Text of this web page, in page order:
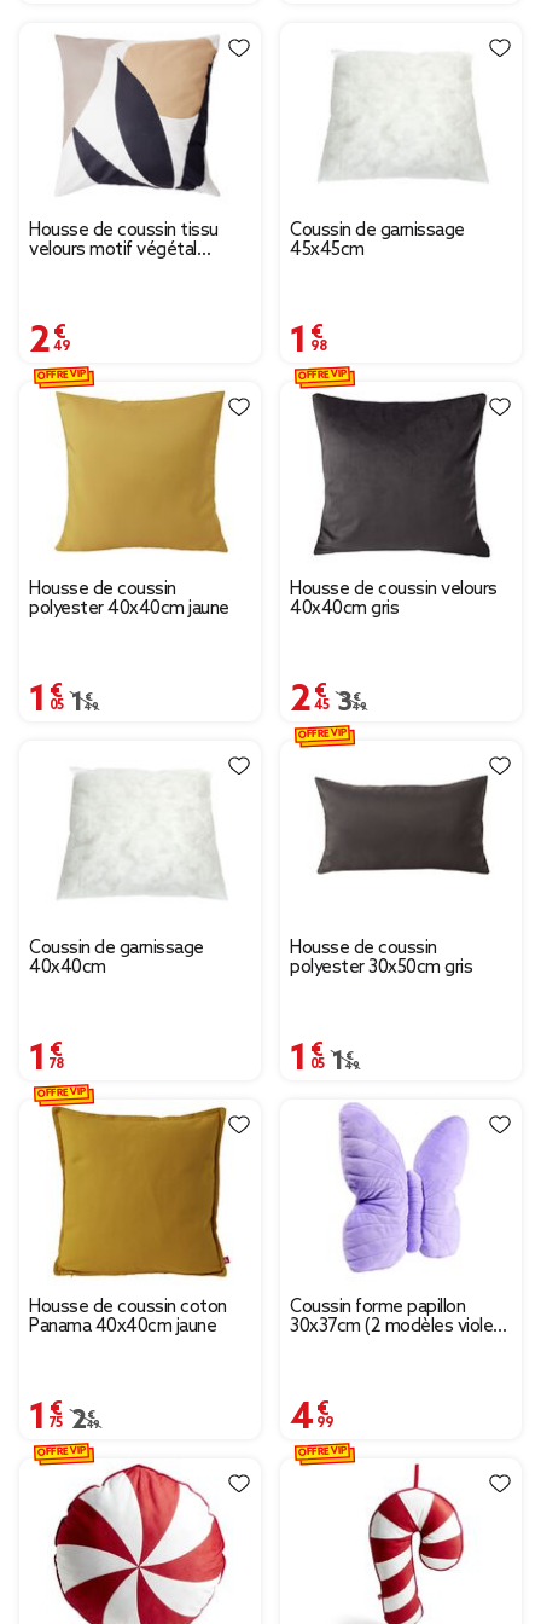
Housse de coussin tissu
velours motif végétal
2,49 €
Coussin de garnissage
45x45cm
1,98 €
Housse de coussin
polyester 40x40cm jaune
1,05 €
Prix remisé de 1,49 € à 1,05 €
1,49 €
OFFRE VIP
Housse de coussin velours
40x40cm gris
2,45 €
Prix remisé de 3,49 €
3,49 €
OFFRE VIP
Coussin de garnissage
40x40cm
1,78 €
Housse de coussin
polyester 30x50cm gris
1,05 €
Prix remisé de 1,49 € à
1,49 €
OFFRE VIP
Housse de coussin coton
Panama 40x40cm jaune
1,75 €
Prix remisé de 2,49 € à 1,75 €
2,49 €
OFFRE VIP
Coussin forme papillon
30x37cm (2 modèles violet
4,99 €
OFFRE VIP OFFRE VIP